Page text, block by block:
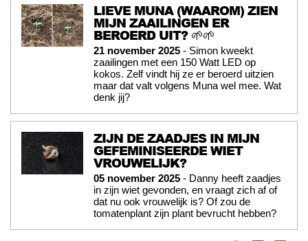
LIEVE MUNA (WAAROM) ZIEN
MIJN ZAAILINGEN ER
BEROERD UIT? 🌱🌱
21 november 2025 - Simon kweekt
zaailingen met een 150 Watt LED op
kokos. Zelf vindt hij ze er beroerd uitzien
maar dat valt volgens Muna wel mee. Wat
denk jij?
ZIJN DE ZAADJES IN MIJN
GEFEMINISEERDE WIET
VROUWELIJK?
05 november 2025 - Danny heeft zaadjes
in zijn wiet gevonden, en vraagt zich af of
dat nu ook vrouwelijk is? Of zou de
tomatenplant zijn plant bevrucht hebben?